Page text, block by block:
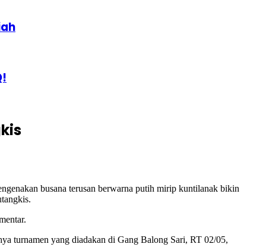
busana terusan berwarna putih mirip kuntilanak bikin
turnamen yang diadakan di Gang Balong Sari, RT 02/05,